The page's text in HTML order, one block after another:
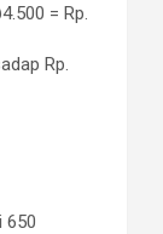
= Rp.
Rp.
650